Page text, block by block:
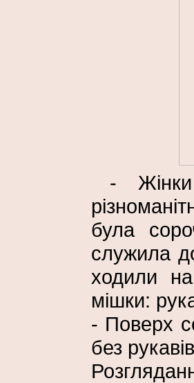
-
була
служила
ходили
мішки:
- Поверх
без